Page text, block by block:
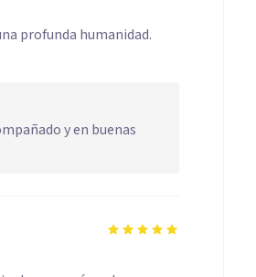
profunda humanidad.
y en buenas